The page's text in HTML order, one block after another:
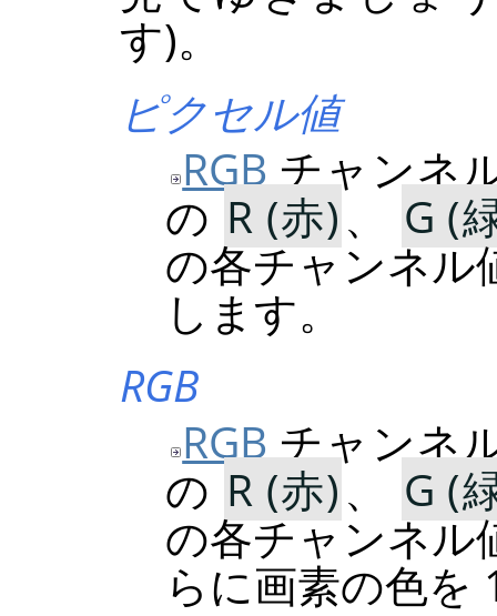
す)。
ピクセル値
RGBチャンネ
の R (赤)、 G (
の各チャンネル
します。
RGB
RGBチャンネ
の R (赤)、 G (
の各チャンネル
らに画素の色を